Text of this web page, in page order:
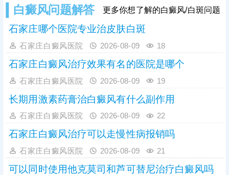
白癜风问题解答 更多你想了解的白癜风/白斑问题
石家庄哪个医院专业治皮肤白斑
石家庄白癜风医院 2026-08-09 18
石家庄白癜风治疗效果有名的医院是哪个
石家庄白癜风医院 2026-08-09 19
长期用激素药膏治白癜风有什么副作用
石家庄白癜风医院 2026-08-09 22
石家庄白癜风治疗可以走慢性病报销吗
石家庄白癜风医院 2026-08-09 21
可以同时使用他克莫司和芦可替尼治疗白癜风吗